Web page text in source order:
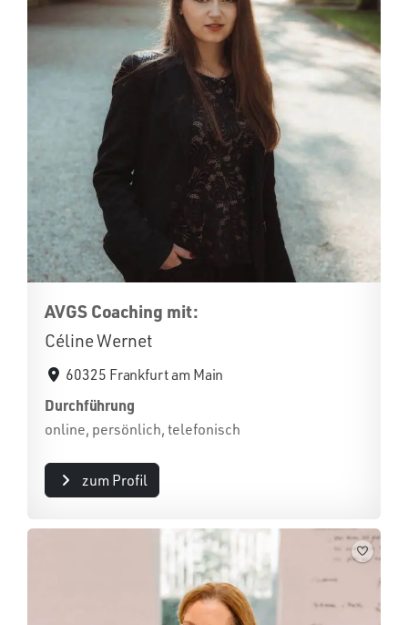
AVGS Coaching mit:
Céline Wernet
60325 Frankfurt am Main
Durchführung
online, persönlich, telefonisch
zum Profil